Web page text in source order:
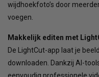
wijdhoekfoto’s door
voegen.
Makkelijk editen met
De LightCut-app laat je
downloaden. Dankzij AI-